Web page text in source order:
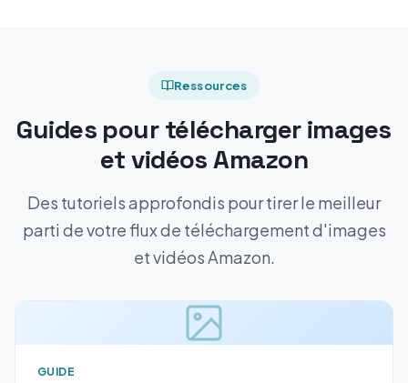
Ressources
Guides pour télécharger images
et vidéos Amazon
Des tutoriels approfondis pour tirer le meilleur
parti de votre flux de téléchargement d'images
et vidéos Amazon.
GUIDE